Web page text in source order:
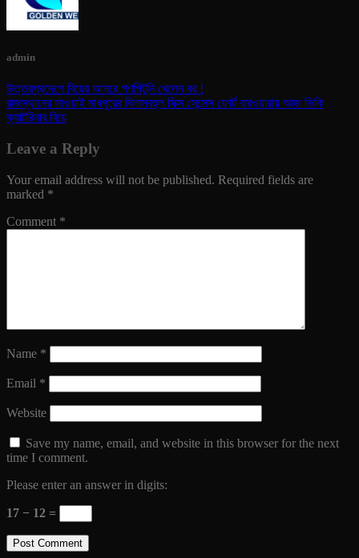
admin
উত্তরপ্রদেশে বিয়ের আসরে গণপিটুনি খেলেন বর !
রাজস্থানের সাওয়াই মাধপুরের বিলাসবহুল সিক্স সেন্সেস ফোর্ট বারওয়ারায় আজ ভিকি
ক্যাটরিনার বিয়ে
Leave a Reply
Your email address will not be published. Required fields are
marked *
Comment *
Name *
Email *
Website
Save my name, email, and website in this browser for the next
time I comment.
Please enter an answer in digits:
17 − 12 =